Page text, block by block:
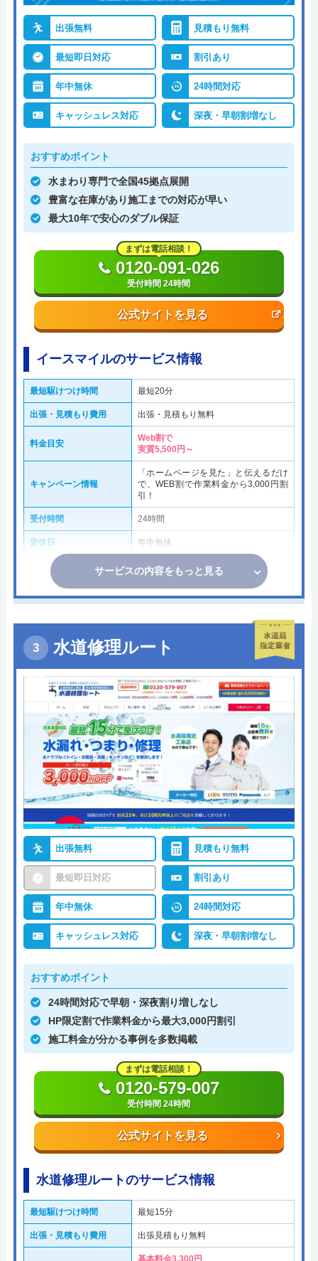
出張無料 見積もり無料
最短即日対応 割引あり
年中無休 24時間対応
キャッシュレス対応 深夜・早朝割増なし
おすすめポイント
水まわり専門で全国45拠点展開
豊富な在庫があり施工までの対応が早い
最大10年で安心のダブル保証
公式サイトを見る
まずは電話相談！
0120-091-026
受付時間 24時間
イースマイルのサービス情報
最短駆けつけ時間 最短20分
出張・見積もり費用 出張・見積もり無料
料金目安
Web割で
実質5,500円～
キャンペーン情報
「ホームページを見た」と伝えるだけ
で、WEB割で作業料金から3,000円割
引！
受付時間 24時間
定休日 年中無休
サービスの内容をもっと見る
水道修理ルート
出張無料 見積もり無料
最短即日対応 割引あり
年中無休 24時間対応
キャッシュレス対応 深夜・早朝割増なし
おすすめポイント
24時間対応で早朝・深夜割り増しなし
HP限定割で作業料金から最大3,000円割引
施工料金が分かる事例を多数掲載
公式サイトを見る
まずは電話相談！
0120-579-007
受付時間 24時間
水道修理ルートのサービス情報
最短駆けつけ時間 最短15分
出張・見積もり費用 出張見積もり無料
基本料金3,300円